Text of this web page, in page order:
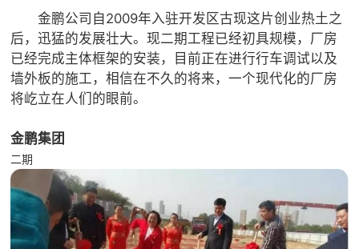
金鹏公司自2009年入驻开发区古现这片创业热土之
后，迅猛的发展壮大。现二期工程已经初具规模，厂房
已经完成主体框架的安装，目前正在进行行车调试以及
墙外板的施工，相信在不久的将来，一个现代化的厂房
将屹立在人们的眼前。
金鹏集团
二期
发展历程
企业文化
专家团队
 联系我们